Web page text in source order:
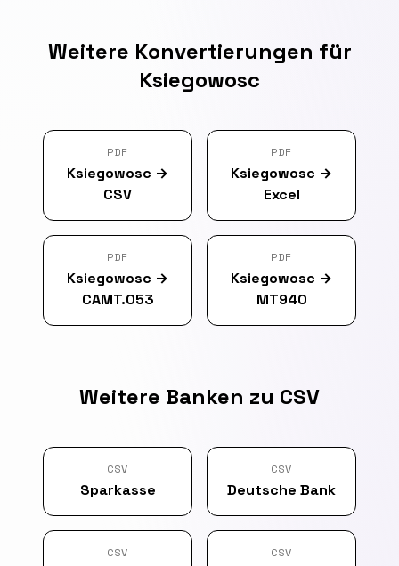
Weitere Konvertierungen für
Ksiegowosc
PDF
Ksiegowosc →
CSV
PDF
Ksiegowosc →
Excel
PDF
Ksiegowosc →
CAMT.053
PDF
Ksiegowosc →
MT940
Weitere Banken zu CSV
CSV
Sparkasse
CSV
Deutsche Bank
CSV CSV